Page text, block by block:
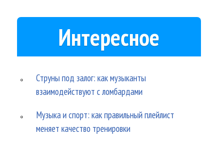
Интересное
Струны под залог: как музыканты
взаимодействуют с ломбардами
Музыка и спорт: как правильный плейлист
меняет качество тренировки